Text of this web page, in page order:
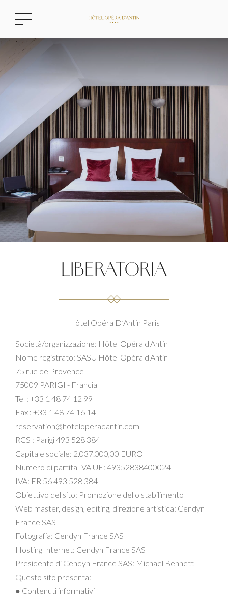
LIBERATORIA
Hôtel Opéra D’Antin Paris
Società/organizzazione: Hôtel Opéra d'Antin
Nome registrato: SASU Hôtel Opéra d'Antin
75 rue de Provence
75009 PARIGI - Francia
Tel : +33 1 48 74 12 99
Fax : +33 1 48 74 16 14
reservation@hoteloperadantin.com
RCS : Parigi 493 528 384
Capitale sociale: 2.037.000,00 EURO
Numero di partita IVA UE: 49352838400024
IVA: FR 56 493 528 384
Obiettivo del sito: Promozione dello stabilimento
Web master, design, editing, direzione artistica: Cendyn
France SAS
Fotografia: Cendyn France SAS
Hosting Internet: Cendyn France SAS
Presidente di Cendyn France SAS: Michael Bennett
Questo sito presenta:
● Contenuti informativi